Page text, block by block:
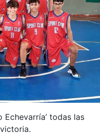
Echevarría’ todas las